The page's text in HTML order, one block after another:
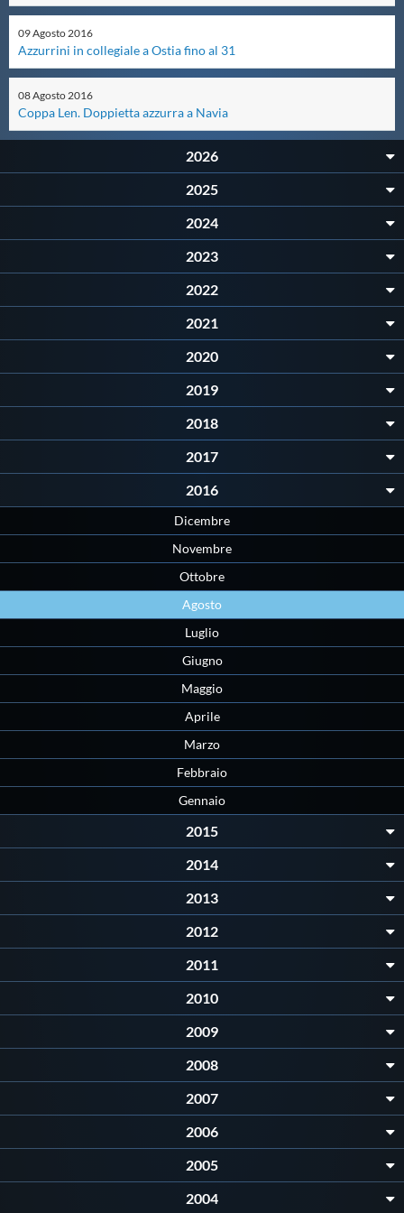
Master
Formazione
GUG
Scuole Nuoto
Centri Federali
Area Legislativa
Qualità
Sostenibilità
Privacy
Cookie Policy
Archivio News
Flash News
Galleria fotografica
Intranet
Mappa del sito
09Agosto2016
Azzurrini in collegiale a Ostia fino al 31
08Agosto2016
Coppa Len. Doppietta azzurra a Navia
2026
2025
2024
2023
2022
2021
2020
2019
2018
2017
2016
Dicembre
Novembre
Ottobre
Agosto
Luglio
Giugno
Maggio
Aprile
Marzo
Febbraio
Gennaio
2015
2014
2013
2012
2011
2010
2009
2008
2007
2006
2005
2004